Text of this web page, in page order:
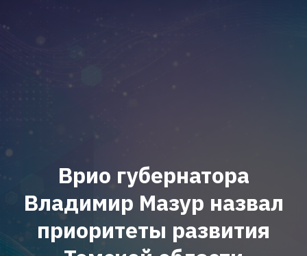
Врио губернатора
Владимир Мазур назвал
приоритеты развития